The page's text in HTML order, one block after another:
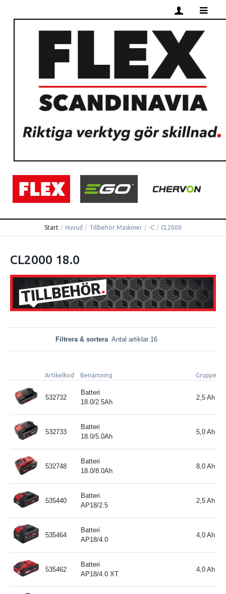
Start / Huvud / Tillbehör Maskiner / -C / CL2000
CL2000 18.0
Filtrera & sortera Antal artiklar 16
Artikelkod Benämning
532732
Batteri
18.0/2.5Ah
2,5 Ah
532733
Batteri
18.0/5.0Ah
5,0 Ah
532748
Batteri
18.0/8.0Ah
8,0 Ah
535440
Batteri
AP18/2.5
2,5 Ah
535464
Batteri
AP18/4.0
4,0 Ah
535462
Batteri
AP18/4.0 XT
4,0 Ah